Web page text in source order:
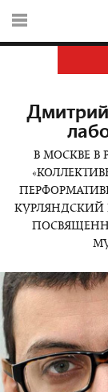
Дмитрий
В МОСКВЕ В
КУРЛЯНДСКИЙ